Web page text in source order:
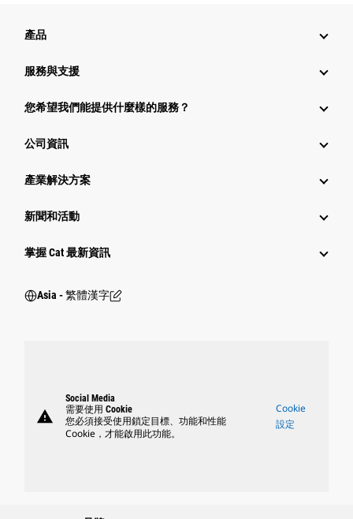
產品
服務與支援
您希望我們能提供什麼樣的服務？
公司資訊
產業解決方案
新聞和活動
掌握 Cat 最新資訊
Asia - 繁體漢字
warning
Social Media
需要使用 Cookie
您必須接受使用鎖定目標、功能和性能
Cookie，才能啟用此功能。
Cookie
設定